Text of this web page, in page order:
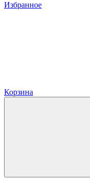
Избранное
Корзина